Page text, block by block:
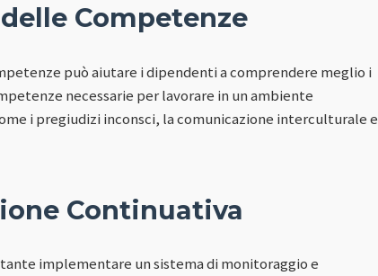
Competenze
può aiutare i dipendenti a comprendere meglio i
necessarie per lavorare in un ambiente
i pregiudizi inconsci, la comunicazione interculturale e
Continuativa
implementare un sistema di monitoraggio e